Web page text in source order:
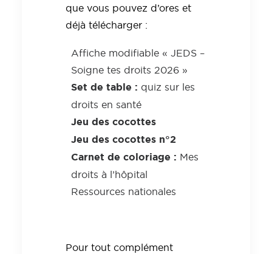
que vous pouvez d’ores et
déjà télécharger :
Affiche modifiable « JEDS –
Soigne tes droits 2026 »
Set de table : quiz sur les
droits en santé
Jeu des cocottes
Jeu des cocottes n°2
Carnet de coloriage : Mes
droits à l’hôpital
Ressources nationales
Pour tout complément